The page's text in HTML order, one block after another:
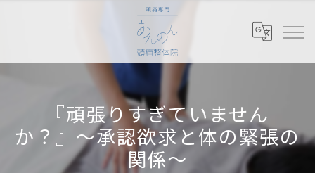
『頑張りすぎていません
か？』〜承認欲求と体の緊張の
関係〜